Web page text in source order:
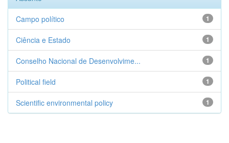
1
Campo político
1
Ciência e Estado
1
Conselho Nacional de Desenvolvime...
1
Political field
1
Scientific environmental policy